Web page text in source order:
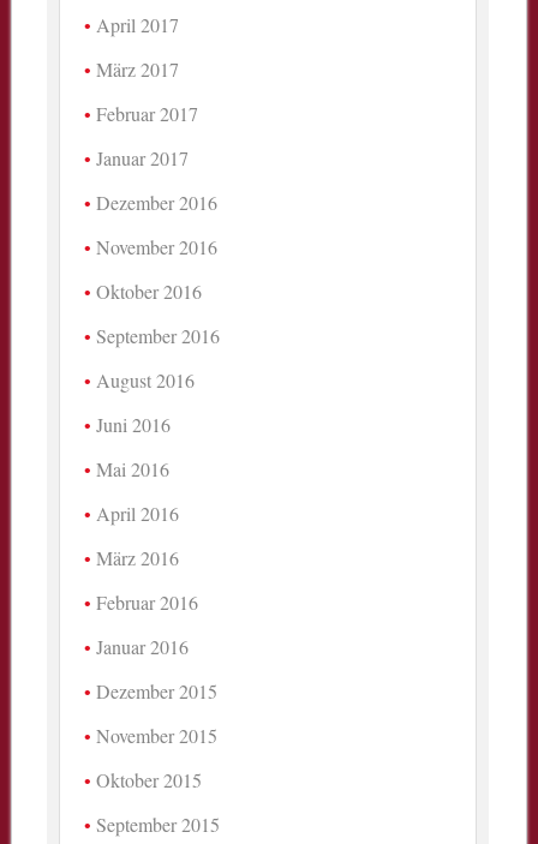
April 2017
März 2017
Februar 2017
Januar 2017
Dezember 2016
November 2016
Oktober 2016
September 2016
August 2016
Juni 2016
Mai 2016
April 2016
März 2016
Februar 2016
Januar 2016
Dezember 2015
November 2015
Oktober 2015
September 2015